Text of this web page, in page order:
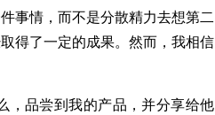
情，而不是分散精力去想第二
得了一定的成果。然而，我相信
品尝到我的产品，并分享给他